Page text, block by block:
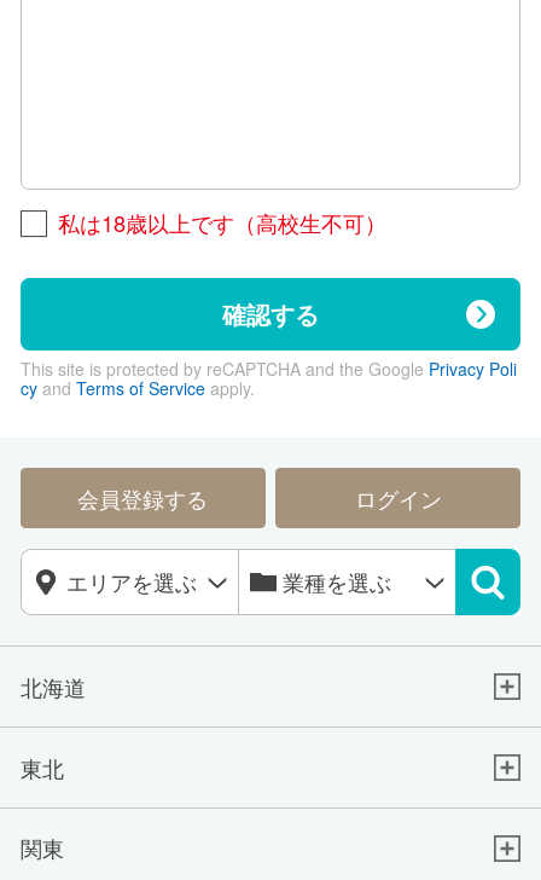
私は18歳以上です（高校生不可）
確認する
This site is protected by reCAPTCHA and the Google Privacy Poli
cyand Terms of Serviceapply.
会員登録する ログイン
北海道
東北
関東